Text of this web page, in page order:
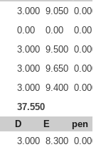
3.000 9.050 0.000
0.00 0.00
0.00
3.000 9.500 0.000
3.000 9.650 0.000
3.000 9.400 0.000
37.550
D E pen
3.000 8.300 0.000